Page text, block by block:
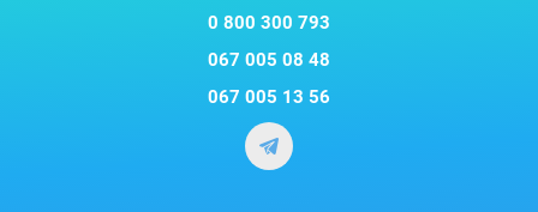
0 800 300 793
067 005 08 48
067 005 13 56